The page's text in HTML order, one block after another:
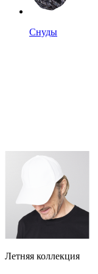
Снуды
Летняя коллекция